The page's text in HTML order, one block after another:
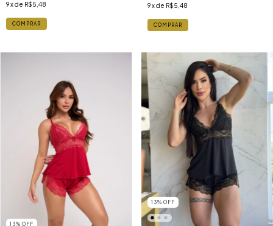
9x de R$5,48
COMPRAR
9 x de R$5,48
COMPRAR
13% OFF
13% OFF